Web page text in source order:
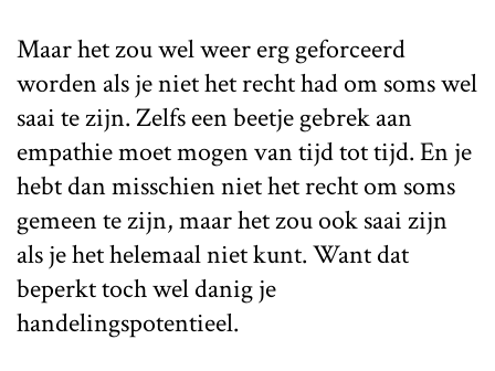
Maar het zou wel weer erg geforceerd
worden als je niet het recht had om soms wel
saai te zijn. Zelfs een beetje gebrek aan
empathie moet mogen van tijd tot tijd. En je
hebt dan misschien niet het recht om soms
gemeen te zijn, maar het zou ook saai zijn
als je het helemaal niet kunt. Want dat
beperkt toch wel danig je
handelingspotentieel.